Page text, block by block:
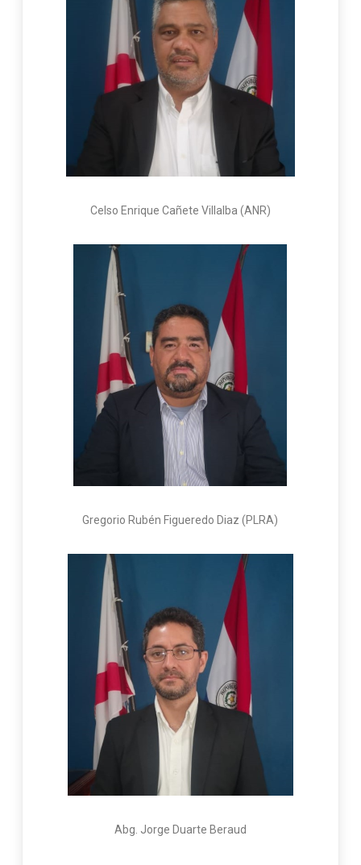
Celso Enrique Cañete Villalba (ANR)
Gregorio Rubén Figueredo Diaz (PLRA)
Abg. Jorge Duarte Beraud